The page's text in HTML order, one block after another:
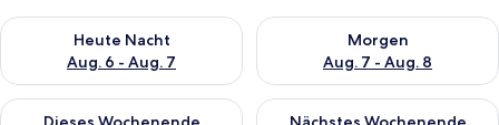
Heute Nacht
Aug. 6 - Aug. 7
Überprüfe die Verfügbarkeit für heute Nacht, Aug. 6 - Aug. 7.
Morgen
Aug. 7 - Aug. 8
Überprüfe die Verfügbarkeit
Überprüfe die Verfügbarkeit für dieses Wochenende, Aug. 7
Überprüfe die Verfügbarkeit